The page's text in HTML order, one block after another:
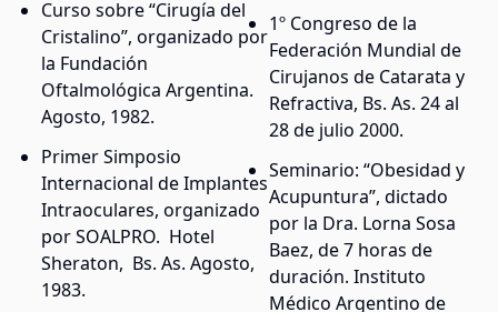
Curso sobre “Cirugía del
Cristalino”, organizado por
la Fundación
Oftalmológica Argentina.
Agosto, 1982.
Primer Simposio
Internacional de Implantes
Intraoculares, organizado
por SOALPRO. Hotel
Sheraton, Bs. As. Agosto,
1983.
1º Congreso de la
Federación Mundial de
Cirujanos de Catarata y
Refractiva, Bs. As. 24 al
28 de julio 2000.
Seminario: “Obesidad y
Acupuntura”, dictado
por la Dra. Lorna Sosa
Baez, de 7 horas de
duración. Instituto
Médico Argentino de